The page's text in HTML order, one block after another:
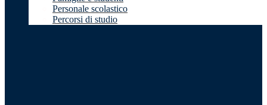
Personale scolastico
Percorsi di studio